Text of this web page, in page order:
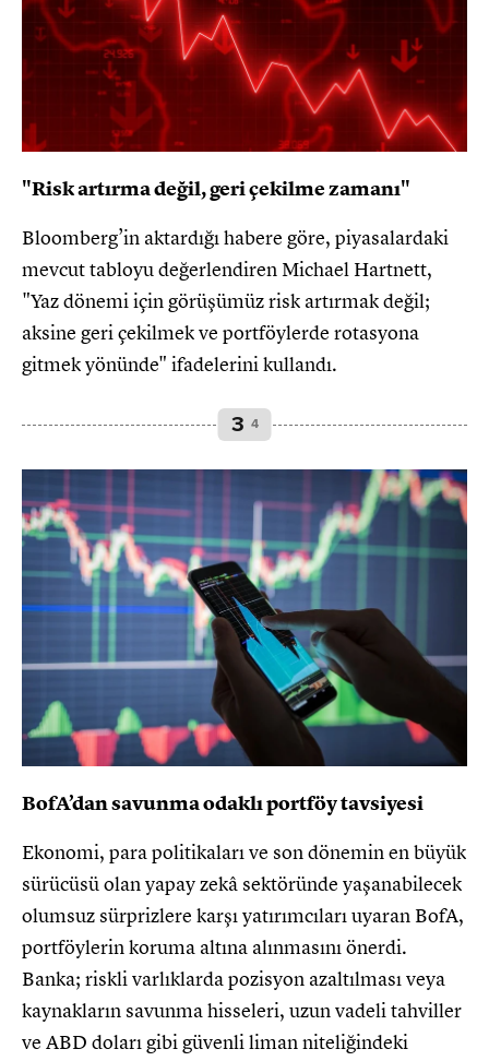
"Risk artırma değil, geri çekilme zamanı"
Bloomberg’in aktardığı habere göre, piyasalardaki
mevcut tabloyu değerlendiren Michael Hartnett,
"Yaz dönemi için görüşümüz risk artırmak değil;
aksine geri çekilmek ve portföylerde rotasyona
gitmek yönünde" ifadelerini kullandı.
3 4
BofA’dan savunma odaklı portföy tavsiyesi
Ekonomi, para politikaları ve son dönemin en büyük
sürücüsü olan yapay zekâ sektöründe yaşanabilecek
olumsuz sürprizlere karşı yatırımcıları uyaran BofA,
portföylerin koruma altına alınmasını önerdi.
Banka; riskli varlıklarda pozisyon azaltılması veya
kaynakların savunma hisseleri, uzun vadeli tahviller
ve ABD doları gibi güvenli liman niteliğindeki